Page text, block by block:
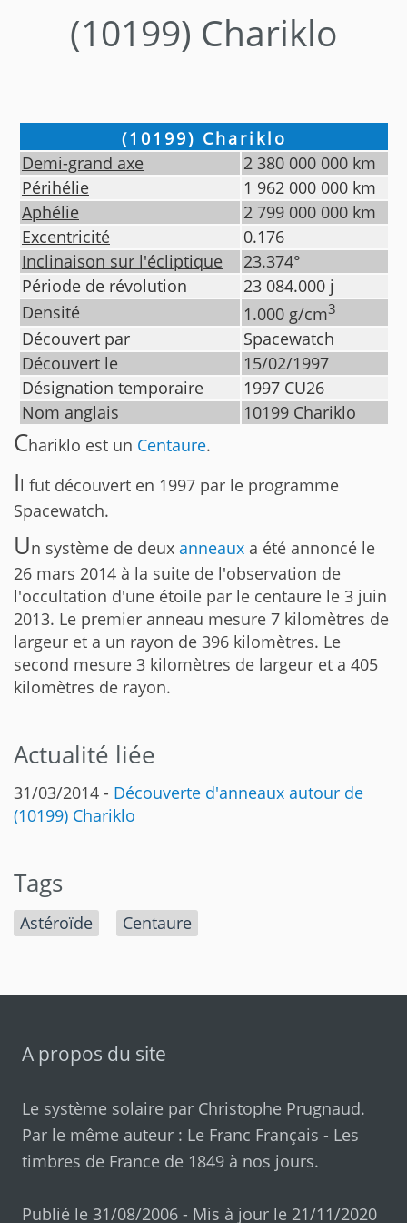
(10199) Chariklo
(10199) Chariklo
Demi-grand axe
2 380 000 000 km
Périhélie
1 962 000 000 km
Aphélie
2 799 000 000 km
Excentricité
0.176
Inclinaison sur l'écliptique
23.374°
Période de révolution
23 084.000 j
Densité
1.000 g/cm3
Découvert par
Spacewatch
Découvert le
15/02/1997
Désignation temporaire
1997 CU26
Nom anglais
10199 Chariklo
Chariklo est un Centaure.
Il fut découvert en 1997 par le programme
Spacewatch.
Un système de deux anneaux a été annoncé le
26 mars 2014 à la suite de l'observation de
l'occultation d'une étoile par le centaure le 3 juin
2013. Le premier anneau mesure 7 kilomètres de
largeur et a un rayon de 396 kilomètres. Le
second mesure 3 kilomètres de largeur et a 405
kilomètres de rayon.
Actualité liée
31/03/2014 - Découverte d'anneaux autour de
(10199) Chariklo
Tags
Astéroïde Centaure
A propos du site
Le système solaire par Christophe Prugnaud.
Par le même auteur : Le Franc Français - Les
timbres de France de 1849 à nos jours.
Publié le 31/08/2006 - Mis à jour le 21/11/2020